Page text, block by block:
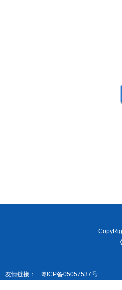
友情链接： 粤ICP备05057537号